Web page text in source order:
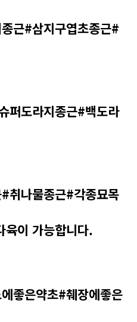
근#삼지구엽초종근#
퍼도라지종근#백도라
취나물종근#각종묘목
이 가능합니다.
좋은약초#췌장에좋은